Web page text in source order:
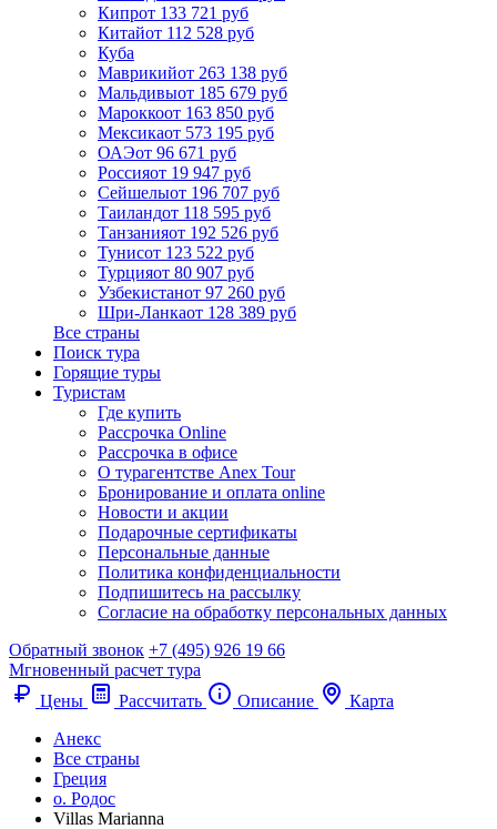
Кипрот 133 721 руб
Китайот 112 528 руб
Куба
Маврикийот 263 138 руб
Мальдивыот 185 679 руб
Мароккоот 163 850 руб
Мексикаот 573 195 руб
ОАЭот 96 671 руб
Россияот 19 947 руб
Сейшелыот 196 707 руб
Таиландот 118 595 руб
Танзанияот 192 526 руб
Тунисот 123 522 руб
Турцияот 80 907 руб
Узбекистанот 97 260 руб
Шри-Ланкаот 128 389 руб
Все страны
Поиск тура
Горящие туры
Туристам
Где купить
Рассрочка Online
Рассрочка в офисе
О турагентстве Anex Tour
Бронирование и оплата online
Новости и акции
Подарочные сертификаты
Персональные данные
Политика конфиденциальности
Подпишитесь на рассылку
Согласие на обработку персональных данных
Обратный звонок +7 (495) 926 19 66
Мгновенный расчет тура
Цены
Рассчитать Описание
Карта
Анекс
Все страны
Греция
о. Родос
Villas Marianna